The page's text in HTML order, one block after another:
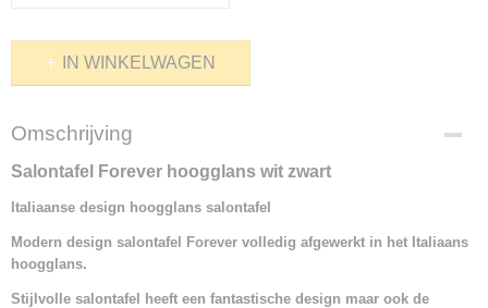
IN WINKELWAGEN
Omschrijving
Salontafel Forever hoogglans wit zwart
Italiaanse design hoogglans salontafel
Modern design salontafel Forever volledig afgewerkt in het Italiaans
hoogglans.
Stijlvolle salontafel heeft een fantastische design maar ook de